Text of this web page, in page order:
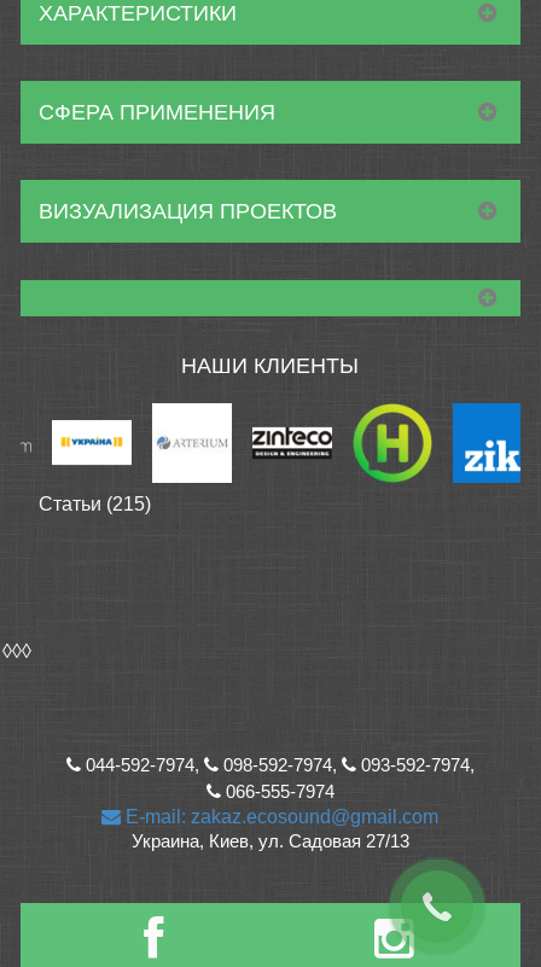
ХАРАКТЕРИСТИКИ
СФЕРА ПРИМЕНЕНИЯ
ВИЗУАЛИЗАЦИЯ ПРОЕКТОВ
НАШИ КЛИЕНТЫ
Статьи (215)
◊◊◊
044-592-7974, 098-592-7974,
093-592-7974,
066-555-7974
E-mail: zakaz.ecosound@gmail.com
Украина, Киев, ул. Садовая 27/13